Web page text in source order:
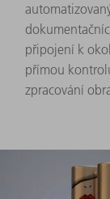
připojení k
přímou
zpracování